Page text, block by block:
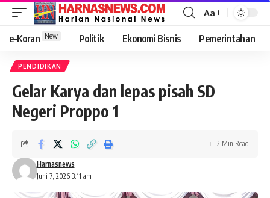
Aa
e-Koran New Politik Ekonomi Bisnis Pemerintahan
PENDIDIKAN
Gelar Karya dan lepas pisah SD
Negeri Proppo 1
Juni 7, 2026 3:11 am
Harnasnews
2 Min Read